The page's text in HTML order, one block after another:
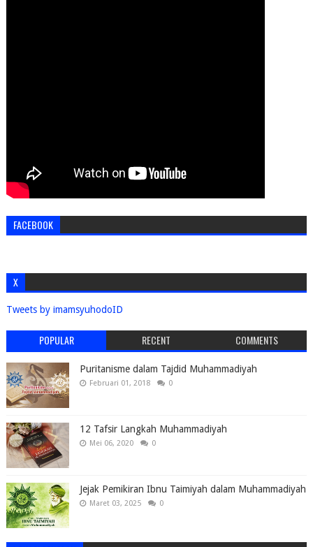
FACEBOOK
X
Tweets by imamsyuhodoID
POPULAR RECENT COMMENTS
Puritanisme dalam Tajdid Muhammadiyah
Februari 01, 2018 0
12 Tafsir Langkah Muhammadiyah
Mei 06, 2020 0
Jejak Pemikiran Ibnu Taimiyah dalam Muhammadiyah
Maret 03, 2025 0